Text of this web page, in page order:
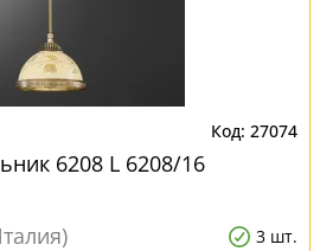
27074
6208 L 6208/16
3 шт.